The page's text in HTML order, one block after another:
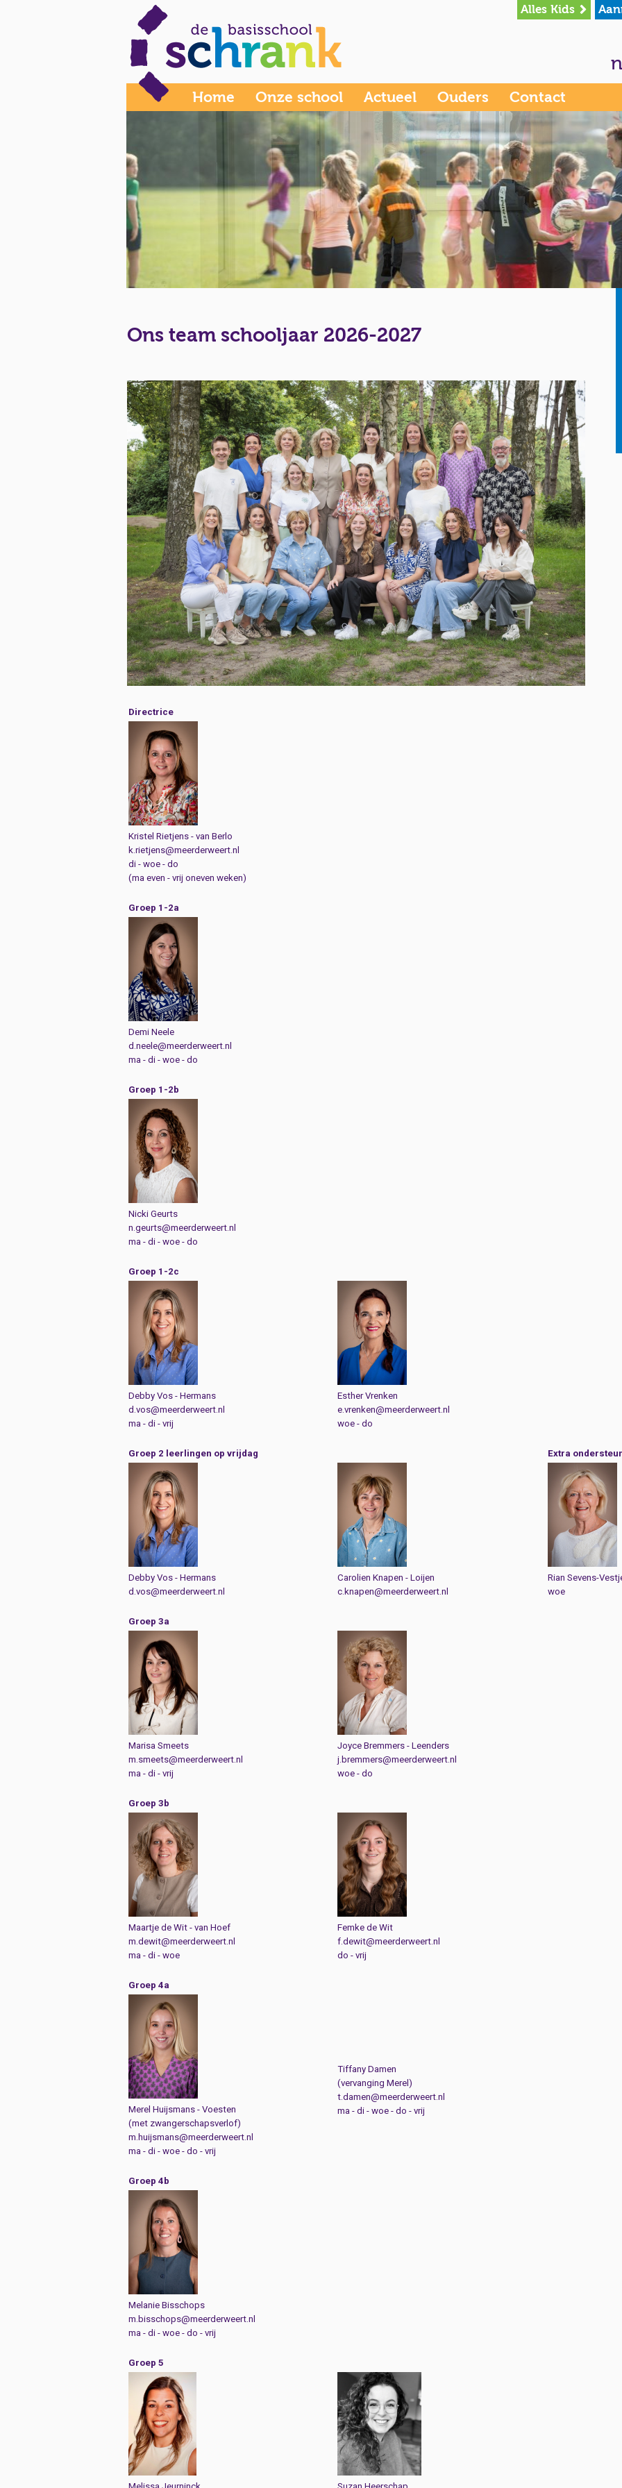
Alles Kids
Home Onze school Actueel Ouders Contact
Ons team schooljaar 2026-2027
Directrice
Kristel Rietjens - van Berlo
k.rietjens@meerderweert.nl
di - woe - do
(ma even - vrij oneven weken)
Groep 1-2a
Demi Neele
d.neele@meerderweert.nl
ma - di - woe - do
Groep 1-2b
Nicki Geurts
n.geurts@meerderweert.nl
ma - di - woe - do
Groep 1-2c
Debby Vos - Hermans
d.vos@meerderweert.nl
ma - di - vrij
Esther Vrenken
e.vrenken@meerderweert.nl
woe - do
Groep 2 leerlingen op vrijdag Extra
Debby Vos - Hermans
d.vos@meerderweert.nl
Carolien Knapen - Loijen
c.knapen@meerderweert.nl
Rian Sevens-
woe
Groep 3a
Marisa Smeets
m.smeets@meerderweert.nl
ma - di - vrij
Joyce Bremmers - Leenders
j.bremmers@meerderweert.nl
woe - do
Groep 3b
Maartje de Wit - van Hoef
m.dewit@meerderweert.nl
ma - di - woe
Femke de Wit
f.dewit@meerderweert.nl
do - vrij
Groep 4a
Merel Huijsmans - Voesten
(met zwangerschapsverlof)
m.huijsmans@meerderweert.nl
ma - di - woe - do - vrij
Tiffany Damen
(vervanging Merel)
t.damen@meerderweert.nl
ma - di - woe - do - vrij
Groep 4b
Melanie Bisschops
m.bisschops@meerderweert.nl
ma - di - woe - do - vrij
Groep 5